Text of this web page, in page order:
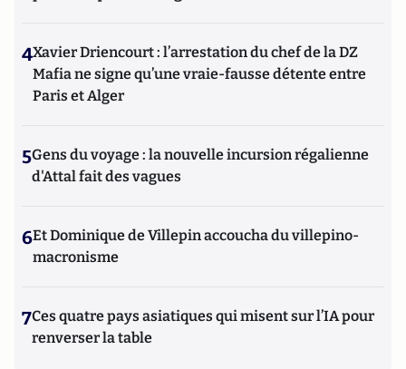
4Xavier Driencourt : l’arrestation du chef de la DZ
Mafia ne signe qu’une vraie-fausse détente entre
Paris et Alger
5Gens du voyage : la nouvelle incursion régalienne
d'Attal fait des vagues
6Et Dominique de Villepin accoucha du villepino-
macronisme
7Ces quatre pays asiatiques qui misent sur l’IA pour
renverser la table